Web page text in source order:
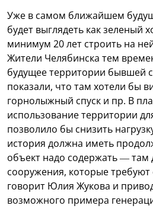
Уже в самом ближайшем
будет выглядеть как зеленый
минимум 20 лет строить на
Жители Челябинска тем
будущее территории бывшей
показали, что там хотели бы
горнолыжный спуск и пр. В
использование территории
позволило бы снизить
история должна иметь
объект надо содержать — там
сооружения, которые
говорит Юлия Жукова и
возможного примера